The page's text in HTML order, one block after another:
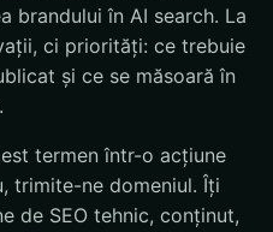
brandului în AI search. La
ci priorități: ce trebuie
și ce se măsoară în
termen într-o acțiune
trimite-ne domeniul. Îți
de SEO tehnic, conținut,